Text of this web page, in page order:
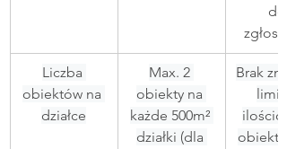
do
Liczba
obiektów na
działce
Max. 2
obiekty na
każde 500m²
działki (dla
Brak